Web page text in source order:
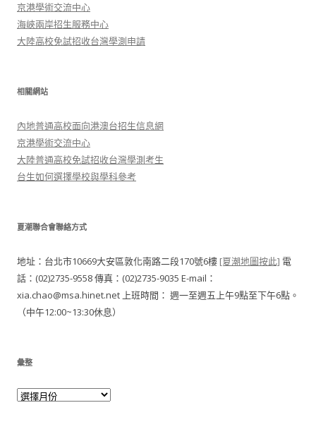
京港學術交流中心
海峽兩岸招生服務中心
大陸高校免試招收台灣學測申請
相關網站
內地普通高校面向港澳台招生信息網
京港學術交流中心
大陸普通高校免試招收台灣學測考生
台生如何選擇學校與學科參考
夏潮聯合會聯絡方式
地址：台北市10669大安區敦化南路二段170號6樓 [夏潮地圖按此] 電
話：(02)2735-9558 傳真：(02)2735-9035 E-mail：
xia.chao@msa.hinet.net 上班時間： 週一至週五上午9點至下午6點。
（中午12:00~13:30休息）
彙整